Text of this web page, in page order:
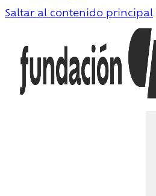
Saltar al contenido principal